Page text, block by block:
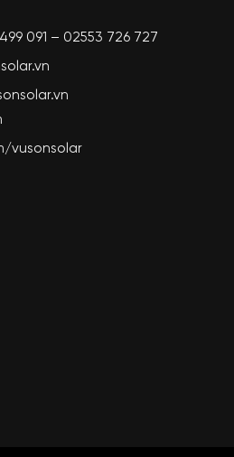
091 – 02553 726 727
vusonsolar